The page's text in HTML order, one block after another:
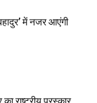
में नजर आएंगी
राष्ट्रीय पुरस्कार,